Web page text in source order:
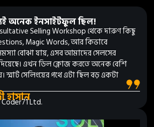
অনেক ইনসাইটফুল ছিল!
Selling Workshop থেকে দারুণ কিছু
Magic Words, আর কিভাবে
বোঝা যায়, এসব আমাদের সেলসের
দিয়েছে। এখন ডিল ক্লোজ করতে অনেক বেশি
স্মার্ট সেলিংয়ের পথে এটা ছিল বড় একটা
হাসান
Coder71 Ltd.